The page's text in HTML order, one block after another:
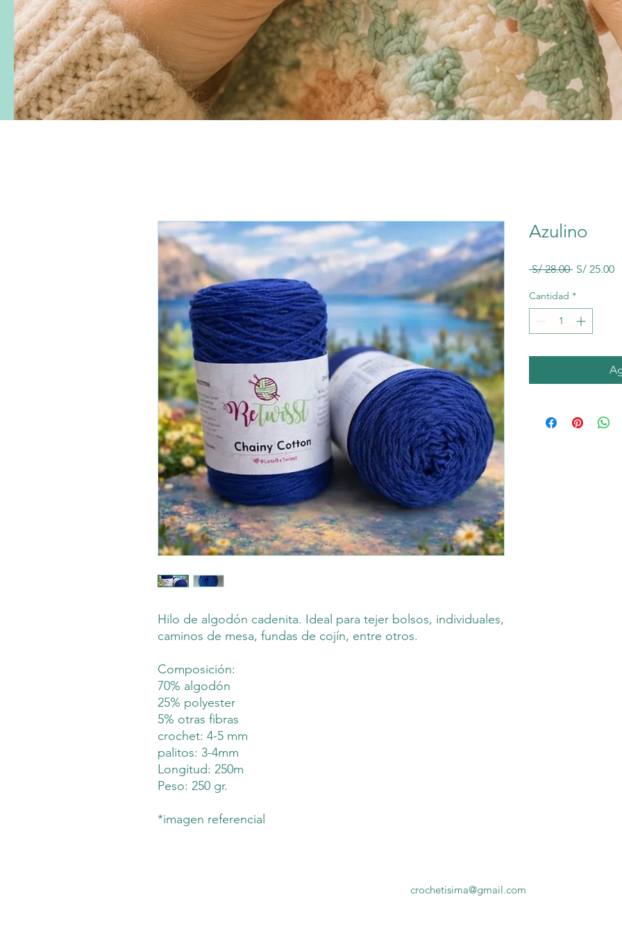
Hilo de algodón cadenita. Ideal para tejer bolsos, individuales,
caminos de mesa, fundas de cojín, entre otros.
Composición:
70% algodón
25% polyester
5% otras fibras
crochet: 4-5 mm
palitos: 3-4mm
Longitud: 250m
Peso: 250 gr.
*imagen referencial
Azulino
S/ 28.00 Precio
S/ 25.00
Cantidad *
crochetisima@gmail.com